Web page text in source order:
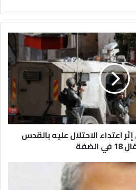
اعتداء الاحتلال عليه بالقدس
الضفة